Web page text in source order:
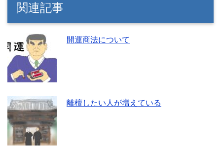
関連記事
開運商法について
離檀したい人が増えている